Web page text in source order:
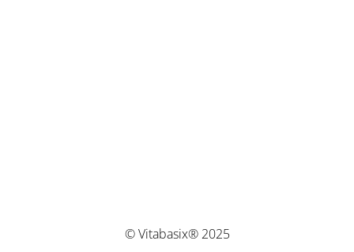
© Vitabasix® 2025